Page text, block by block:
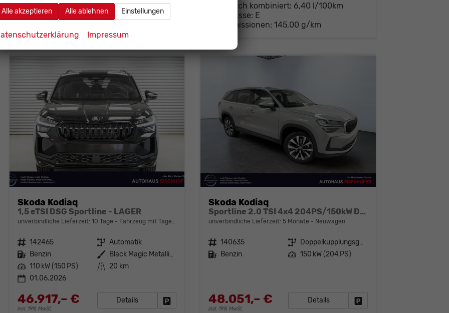
Verbrauch kombiniert:5,50 l/100km
CO 2-Klasse:
E
Verbrauch kombiniert: 6,40 l/100km
-Klasse: E
-Emissionen:145,00 g/km
Skoda Kodiaq
1,5 eTSI DSG Sportline - LAGER
unverbindliche Lieferzeit: 10 Tage Fahrzeug mit Tageszulassung
Fahrzeugnr. 142465 Getriebe Automatik
Kraftstoff Benzin Außenfarbe
Black Magic Metallic (1Z)
Leistung 110 kW (150 PS) Kilometerstand 20 km
01.06.2026
46.917,– €
incl. 19% MwSt.
Details Fahrzeug parken
Skoda Kodiaq
Sportline 2.0 TSI 4x4 204PS/150kW DSG 2026 +CANTON+CONVENIENCE PLUS+PERFORMANCE+AKUSTIK
unverbindliche Lieferzeit: 5 Monate Neuwagen
Fahrzeugnr. 140635 Getriebe
Doppelkupplungsgetriebe (DSG)
Kraftstoff Benzin Leistung 150 kW (204 PS)
48.051,– €
incl. 19% MwSt.
Details
Alle akzeptieren Alle ablehnen Einstellungen
Impressum